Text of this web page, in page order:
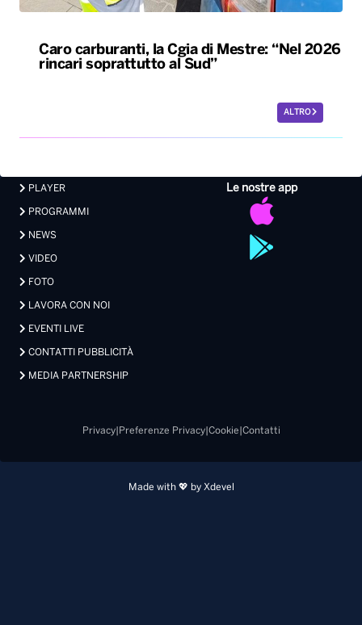
Caro carburanti, la Cgia di Mestre: “Nel 2026
rincari soprattutto al Sud”
ALTRO
Le nostre app
PLAYER
PROGRAMMI
NEWS
VIDEO
FOTO
LAVORA CON NOI
EVENTI LIVE
CONTATTI PUBBLICITÀ
MEDIA PARTNERSHIP
Privacy| Preferenze Privacy| Cookie Contatti
Made with 💖 by Xdevel